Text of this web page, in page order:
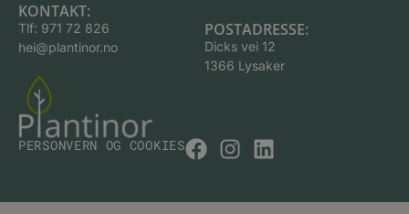
KONTAKT:
Tlf: 971 72 826
hei@plantinor.no
POSTADRESSE:
Dicks vei 12
1366 Lysaker
PERSONVERN OG COOKIES